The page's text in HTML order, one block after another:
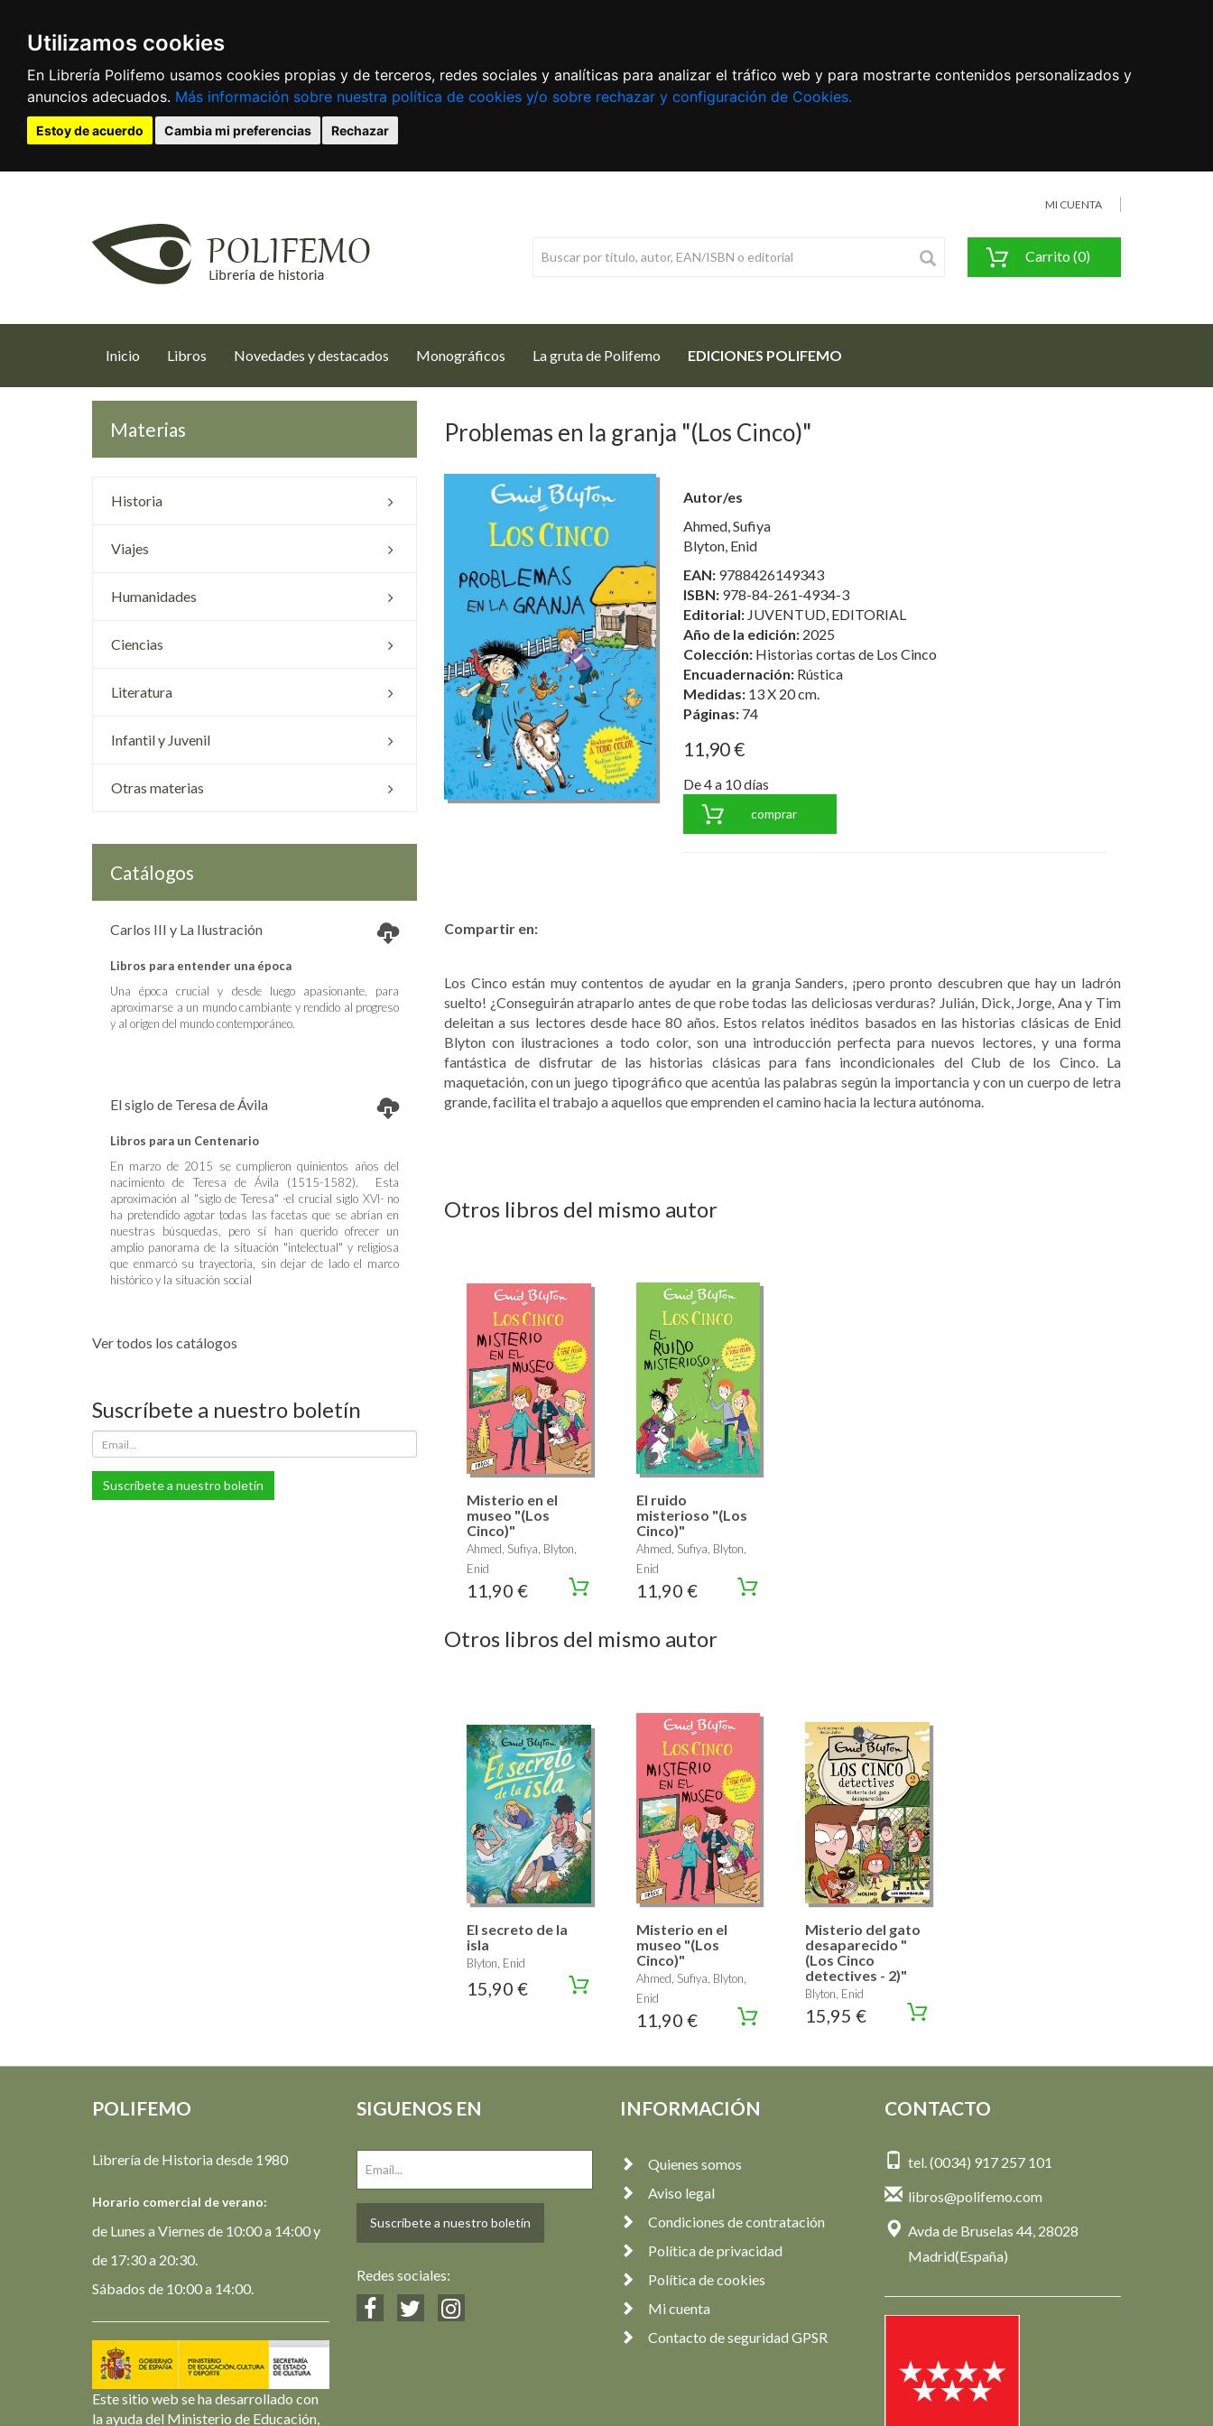
Utilizamos cookies
En Librería Polifemo usamos cookies propias y de terceros, redes sociales y analíticas para analizar el tráfico web y para mostrarte contenidos personalizados y
anuncios adecuados. Más información sobre nuestra política de cookies y/o sobre rechazar y configuración de Cookies.
Estoy de acuerdo Cambia mi preferencias Rechazar
MI CUENTA
Carrito (0)
Inicio (current)
Libros Novedades y destacados Monográficos La gruta de Polifemo EDICIONES POLIFEMO
Materias
Historia
Viajes
Humanidades
Ciencias
Literatura
Infantil y Juvenil
Otras materias
Catálogos
Carlos III y La Ilustración
Libros para entender una época
Una época crucial y desde luego apasionante, para
aproximarse a un mundo cambiante y rendido al progreso
y al origen del mundo contemporáneo.
El siglo de Teresa de Ávila
Libros para un Centenario
En marzo de 2015 se cumplieron quinientos años del
nacimiento de Teresa de Ávila (1515-1582). Esta
aproximación al "siglo de Teresa" -el crucial siglo XVI- no
ha pretendido agotar todas las facetas que se abrían en
nuestras búsquedas, pero sí han querido ofrecer un
amplio panorama de la situación "intelectual" y religiosa
que enmarcó su trayectoria, sin dejar de lado el marco
histórico y la situación social
Ver todos los catálogos
Suscríbete a nuestro boletín
Suscríbete a nuestro boletín
Problemas en la granja "(Los Cinco)"
Autor/es
Ahmed, Sufiya
Blyton, Enid
EAN: 9788426149343
ISBN: 978-84-261-4934-3
Editorial: JUVENTUD, EDITORIAL
Año de la edición: 2025
Colección: Historias cortas de Los Cinco
Encuadernación: Rústica
Medidas: 13 X 20 cm.
Páginas: 74
11,90 €
De 4 a 10 días
comprar
Compartir en:
Los Cinco están muy contentos de ayudar en la granja Sanders, ¡pero pronto descubren que hay un ladrón
suelto! ¿Conseguirán atraparlo antes de que robe todas las deliciosas verduras? Julián, Dick, Jorge, Ana y Tim
deleitan a sus lectores desde hace 80 años. Estos relatos inéditos basados en las historias clásicas de Enid
Blyton con ilustraciones a todo color, son una introducción perfecta para nuevos lectores, y una forma
fantástica de disfrutar de las historias clásicas para fans incondicionales del Club de los Cinco. La
maquetación, con un juego tipográfico que acentúa las palabras según la importancia y con un cuerpo de letra
grande, facilita el trabajo a aquellos que emprenden el camino hacia la lectura autónoma.
Otros libros del mismo autor
Misterio en el
museo "(Los
Cinco)"
Ahmed, Sufiya, Blyton,
Enid
11,90 €
El ruido
misterioso "(Los
Cinco)"
Ahmed, Sufiya, Blyton,
Enid
11,90 €
Otros libros del mismo autor
El secreto de la
isla
Blyton, Enid
15,90 €
Misterio en el
museo "(Los
Cinco)"
Ahmed, Sufiya, Blyton,
Enid
11,90 €
Misterio del gato
desaparecido "
(Los Cinco
detectives - 2)"
Blyton, Enid
15,95 €
POLIFEMO
Librería de Historia desde 1980
Horario comercial de verano:
de Lunes a Viernes de 10:00 a 14:00 y
de 17:30 a 20:30.
Sábados de 10:00 a 14:00.
Este sitio web se ha desarrollado con
la ayuda del Ministerio de Educación,
SIGUENOS EN
Suscríbete a nuestro boletín
Redes sociales:
INFORMACIÓN
Quienes somos
Aviso legal
Condiciones de contratación
Política de privacidad
Política de cookies
Mi cuenta
Contacto de seguridad GPSR
CONTACTO
tel. (0034) 917 257 101
libros@polifemo.com
Avda de Bruselas 44, 28028
Madrid(España)